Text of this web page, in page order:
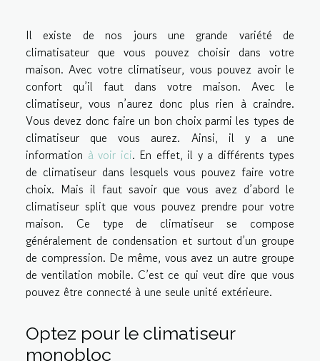
Il existe de nos jours une grande variété de
climatisateur que vous pouvez choisir dans votre
maison. Avec votre climatiseur, vous pouvez avoir le
confort qu’il faut dans votre maison. Avec le
climatiseur, vous n’aurez donc plus rien à craindre.
Vous devez donc faire un bon choix parmi les types de
climatiseur que vous aurez. Ainsi, il y a une
information à voir ici. En effet, il y a différents types
de climatiseur dans lesquels vous pouvez faire votre
choix. Mais il faut savoir que vous avez d’abord le
climatiseur split que vous pouvez prendre pour votre
maison. Ce type de climatiseur se compose
généralement de condensation et surtout d’un groupe
de compression. De même, vous avez un autre groupe
de ventilation mobile. C’est ce qui veut dire que vous
pouvez être connecté à une seule unité extérieure.
Optez pour le climatiseur
monobloc